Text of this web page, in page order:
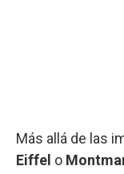
Más allá de las
Eiffel o